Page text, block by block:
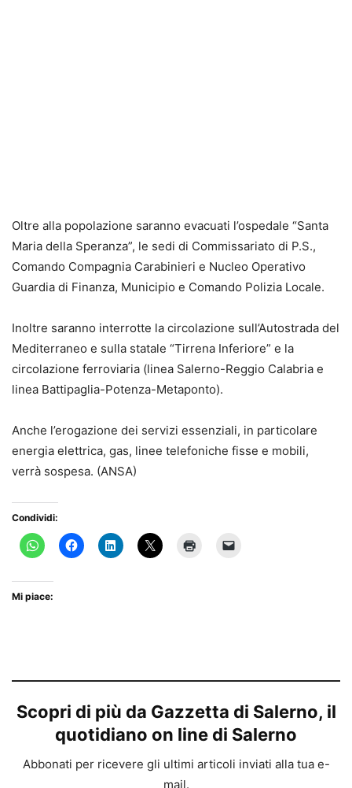
Oltre alla popolazione saranno evacuati l’ospedale “Santa
Maria della Speranza”, le sedi di Commissariato di P.S.,
Comando Compagnia Carabinieri e Nucleo Operativo
Guardia di Finanza, Municipio e Comando Polizia Locale.
Inoltre saranno interrotte la circolazione sull’Autostrada del
Mediterraneo e sulla statale “Tirrena Inferiore” e la
circolazione ferroviaria (linea Salerno-Reggio Calabria e
linea Battipaglia-Potenza-Metaponto).
Anche l’erogazione dei servizi essenziali, in particolare
energia elettrica, gas, linee telefoniche fisse e mobili,
verrà sospesa. (ANSA)
Condividi:
Mi piace:
Scopri di più da Gazzetta di Salerno, il
quotidiano on line di Salerno
Abbonati per ricevere gli ultimi articoli inviati alla tua e-
mail.